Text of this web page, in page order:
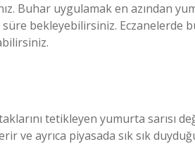
Buhar uygulamak en azından
süre bekleyebilirsiniz. Eczanelerde
tetikleyen yumurta sarısı
ve ayrıca piyasada sık sık